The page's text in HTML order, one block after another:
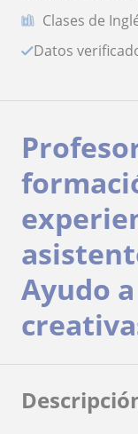
Clases de
Datos
Ayudo